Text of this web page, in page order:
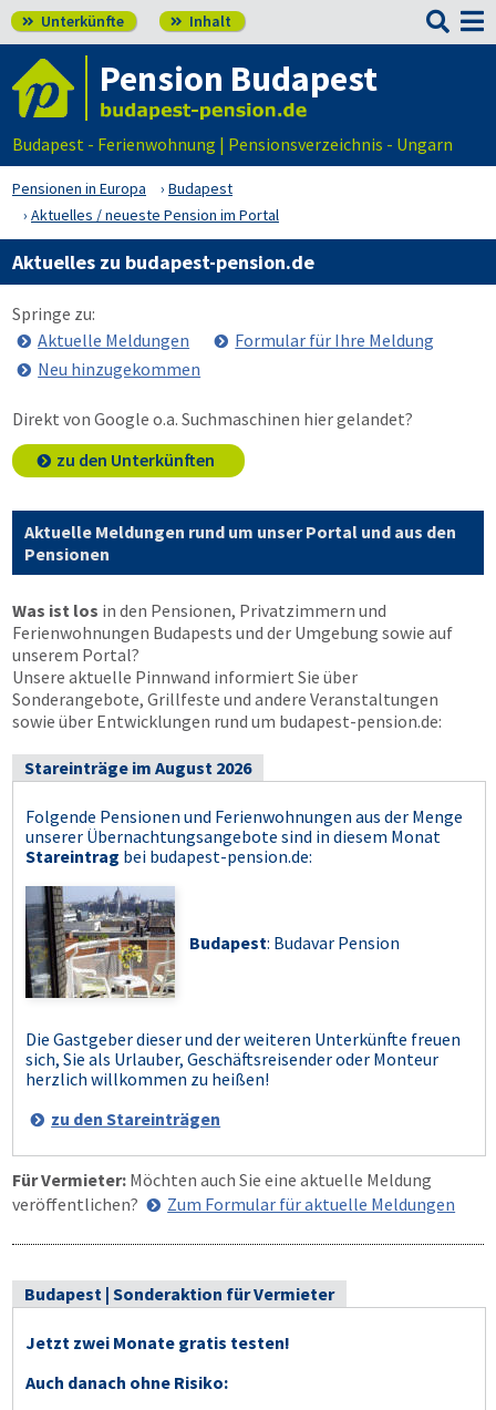
 Unterkünfte  Inhalt 
Pension Budapest
Budapest - Ferienwohnung | Pensionsverzeichnis - Ungarn
Pensionen in Europa
Budapest
Aktuelles / neueste Pension im Portal
Aktuelles zu budapest-pension.de
Springe zu:
Aktuelle Meldungen
Formular für Ihre Meldung
Neu hinzugekommen
Direkt von Google o.a. Suchmaschinen hier gelandet?
zu den Unterkünften
Aktuelle Meldungen rund um unser Portal und aus den
Pensionen
Was ist los in den Pensionen, Privatzimmern und
Ferienwohnungen Budapests und der Umgebung sowie auf
unserem Portal?
Unsere aktuelle Pinnwand informiert Sie über
Sonderangebote, Grillfeste und andere Veranstaltungen
sowie über Entwicklungen rund um budapest-pension.de:
Stareinträge im August 2026
Folgende Pensionen und Ferienwohnungen aus der Menge
unserer Übernachtungsangebote sind in diesem Monat
Stareintrag bei budapest-pension.de:
Budapest: Budavar Pension
Die Gastgeber dieser und der weiteren Unterkünfte freuen
sich, Sie als Urlauber, Geschäftsreisender oder Monteur
herzlich willkommen zu heißen!
zu den Stareinträgen
Für Vermieter: Möchten auch Sie eine aktuelle Meldung
veröffentlichen?
Zum Formular für aktuelle Meldungen
Budapest | Sonderaktion für Vermieter
Jetzt zwei Monate gratis testen!
Auch danach ohne Risiko: